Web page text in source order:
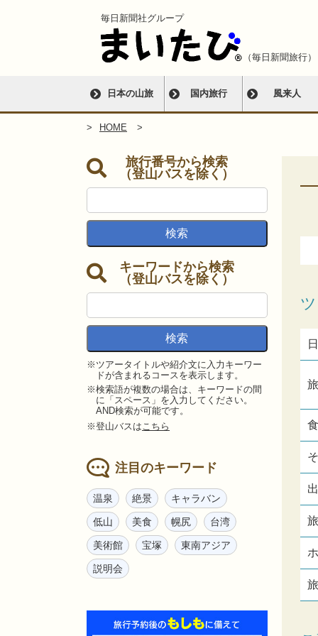
毎日新聞社グループ
（毎日新聞旅行）
日本の山旅 国内旅行 風来人
HOME
旅行番号から検索
（登山バスを除く）
キーワードから検索
（登山バスを除く）
※ツアータイトルや紹介文に入力キーワー
ドが含まれるコースを表示します。
※検索語が複数の場合は、キーワードの間
に「スペース」を入力してください。
AND検索が可能です。
※登山バスは こちら
注目のキーワード
温泉 絶景 キャラバン
低山 美食 幌尻 台湾
美術館 宝塚 東南アジア
説明会